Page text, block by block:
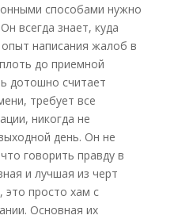
способами нужно
всегда знает, куда
написания жалоб в
до приемной
дотошно считает
требует все
никогда не
день. Он не
говорить правду в
и лучшая из черт
это просто хам с
Основная их